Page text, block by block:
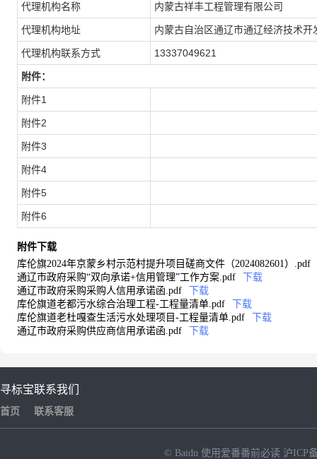
代理机构名称 内蒙古祥丰工程管理有限公司
代理机构地址 内蒙古自治区通辽市通辽经济技术
代理机构联系方式 13337049621
附件：
附件1
附件2
附件3
附件4
附件5
附件6
附件下载
库伦旗2024年京蒙乡村示范村提升项目磋商文件（2024082601）.pdf
通辽市政府采购“双向承诺+信用管理”工作方案.pdf
下载
通辽市政府采购采购人信用承诺函.pdf
下载
库伦旗道老都污水综合治理工程-工程量清单.pdf
下载
库伦旗道老杜嘎查生活污水处理项目-工程量清单.pdf
下载
通辽市政府采购供应商信用承诺函.pdf
下载
寻标宝
首页
联系我们
联系客服
© Baidu 使用爱番番前必读 沪ICP